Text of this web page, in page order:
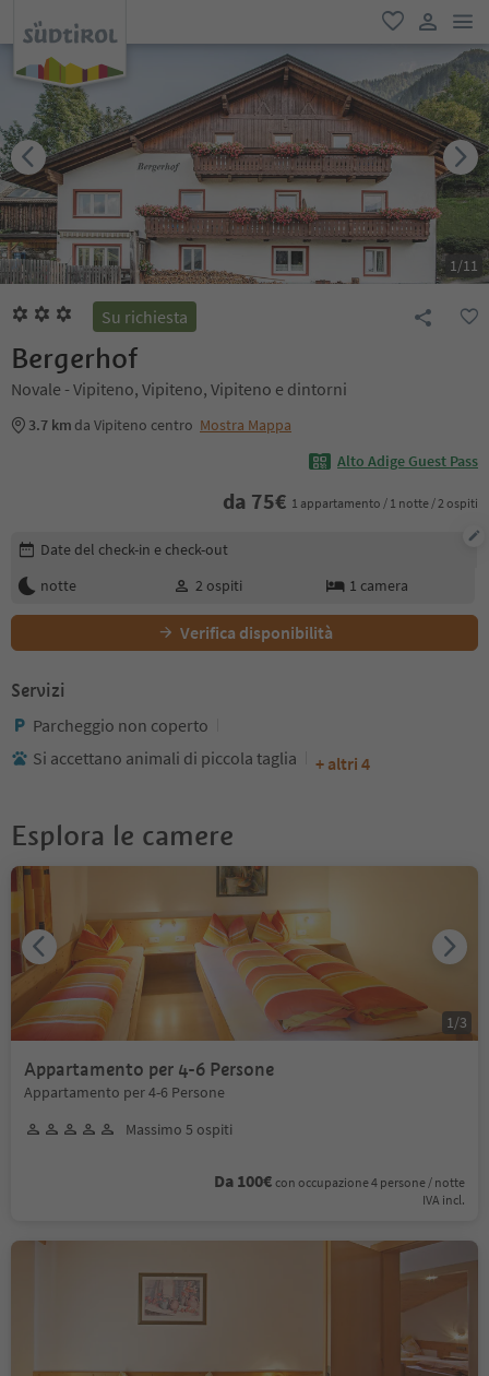
favoriti
user link
1/11
Su richiesta
Bergerhof
Novale - Vipiteno, Vipiteno, Vipiteno e dintorni
3.7 km da Vipiteno centro Mostra Mappa
Alto Adige Guest Pass
da 75€ 1 appartamento / 1 notte / 2 ospiti
Modifica i dettagli della prenotazione
Date del check-in e check-out
notte
2 ospiti 1 camera
Verifica disponibilità
Servizi
Parcheggio non coperto
Si accettano animali di piccola taglia
+ altri 4
Esplora le camere
Appartamento per 4-6 Persone
Appartamento per 4-6 Persone
Massimo 5 ospiti
Da 100€ con occupazione 4 persone / notte
IVA incl.
1 /3